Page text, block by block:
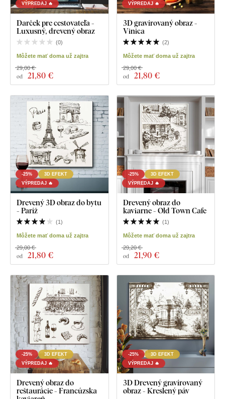
VÝPREDAJ 🔥
Darček pre cestovateľa -
Luxusný, drevený obraz
(0)
Môžete mať doma už zajtra
od 21,80 €
29,00 €
VÝPREDAJ 🔥
3D gravírovaný obraz -
Vinica
(2)
Môžete mať doma už zajtra
od 21,80 €
29,00 €
-25%
3D EFEKT
VÝPREDAJ 🔥
Drevený 3D obraz do bytu
- Paríž
(1)
Môžete mať doma už zajtra
od 21,80 €
29,00 €
-25%
3D EFEKT
VÝPREDAJ 🔥
Drevený obraz do
kaviarne - Old Town Cafe
(1)
Môžete mať doma už zajtra
od 21,90 €
29,20 €
-25%
3D EFEKT
VÝPREDAJ 🔥
Drevený obraz do
reštaurácie - Francúzska
-25%
3D EFEKT
VÝPREDAJ 🔥
3D Drevený gravírovaný
obraz - Kreslený páv